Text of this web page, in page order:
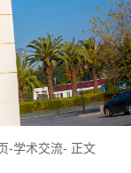
-学术交流- 正文